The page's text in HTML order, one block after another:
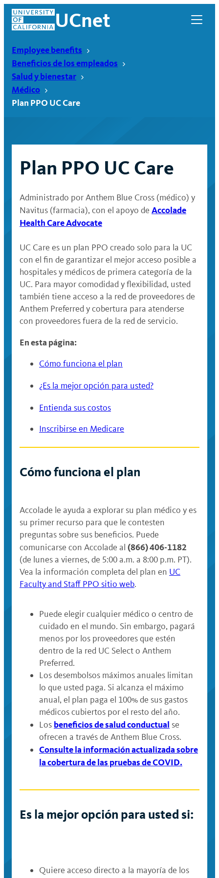
Skip
content
UCnet
UCnet
Employee benefits
Beneficios de los empleados
Salud y bienestar
Médico
Plan PPO UC Care
Plan PPO UC Care
Administrado por Anthem Blue Cross (médico) y
Navitus (farmacia), con el apoyo de Accolade
Health Care Advocate
UC Care es un plan PPO creado solo para la UC
con el fin de garantizar el mejor acceso posible a
hospitales y médicos de primera categoría de la
UC. Para mayor comodidad y flexibilidad, usted
también tiene acceso a la red de proveedores de
Anthem Preferred y cobertura para atenderse
con proveedores fuera de la red de servicio.
En esta página:
Cómo funciona el plan
¿Es la mejor opción para usted?
Entienda sus costos
Inscribirse en Medicare
Cómo funciona el plan
Accolade le ayuda a explorar su plan médico y es
su primer recurso para que le contesten
preguntas sobre sus beneficios. Puede
comunicarse con Accolade al (866) 406-1182
(de lunes a viernes, de 5:00 a.m. a 8:00 p.m. PT).
Vea la información completa del plan en UC
Faculty and Staff PPO sitio web.
Puede elegir cualquier médico o centro de
cuidado en el mundo. Sin embargo, pagará
menos por los proveedores que estén
dentro de la red UC Select o Anthem
Preferred.
Los desembolsos máximos anuales limitan
lo que usted paga. Si alcanza el máximo
anual, el plan paga el 100% de sus gastos
médicos cubiertos por el resto del año.
Los beneficios de salud conductual se
ofrecen a través de Anthem Blue Cross.
Consulte la información actualizada sobre
la cobertura de las pruebas de COVID.
Es la mejor opción para usted si:
Quiere acceso directo a la mayoría de los